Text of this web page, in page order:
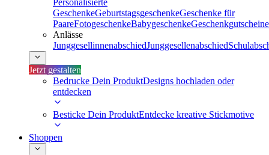
Personalisierte
GeschenkeGeburtstagsgeschenkeGeschenke für
PaareFotogeschenkeBabygeschenkeGeschenkgutscheine
Anlässe
JunggesellinnenabschiedJunggesellenabschied
Jetzt gestalten
Bedrucke Dein ProduktDesigns hochladen oder
entdecken
Besticke Dein ProduktEntdecke kreative Stickmotive
Shoppen